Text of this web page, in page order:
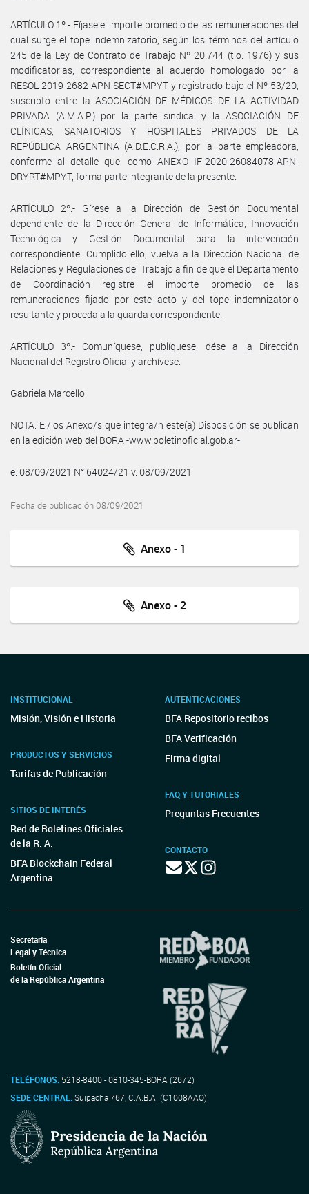
ARTÍCULO 1º.- Fíjase el importe promedio de las remuneraciones del
cual surge el tope indemnizatorio, según los términos del artículo
245 de la Ley de Contrato de Trabajo Nº 20.744 (t.o. 1976) y sus
modificatorias, correspondiente al acuerdo homologado por la
RESOL-2019-2682-APN-SECT#MPYT y registrado bajo el Nº 53/20,
suscripto entre la ASOCIACIÓN DE MÉDICOS DE LA ACTIVIDAD
PRIVADA (A.M.A.P.) por la parte sindical y la ASOCIACIÓN DE
CLÍNICAS, SANATORIOS Y HOSPITALES PRIVADOS DE LA
REPÚBLICA ARGENTINA (A.D.E.C.R.A.), por la parte empleadora,
conforme al detalle que, como ANEXO IF-2020-26084078-APN-
DRYRT#MPYT, forma parte integrante de la presente.
ARTÍCULO 2º.- Gírese a la Dirección de Gestión Documental
dependiente de la Dirección General de Informática, Innovación
Tecnológica y Gestión Documental para la intervención
correspondiente. Cumplido ello, vuelva a la Dirección Nacional de
Relaciones y Regulaciones del Trabajo a fin de que el Departamento
de Coordinación registre el importe promedio de las
remuneraciones fijado por este acto y del tope indemnizatorio
resultante y proceda a la guarda correspondiente.
ARTÍCULO 3º.- Comuníquese, publíquese, dése a la Dirección
Nacional del Registro Oficial y archívese.
Gabriela Marcello
NOTA: El/los Anexo/s que integra/n este(a) Disposición se publican
en la edición web del BORA -www.boletinoficial.gob.ar-
e. 08/09/2021 N° 64024/21 v. 08/09/2021
Fecha de publicación 08/09/2021
Anexo - 1
Anexo - 2
INSTITUCIONAL
Misión, Visión e Historia
PRODUCTOS Y SERVICIOS
Tarifas de Publicación
SITIOS DE INTERÉS
Red de Boletines Oficiales
de la R. A.
BFA Blockchain Federal
Argentina
AUTENTICACIONES
BFA Repositorio recibos
BFA Verificación
Firma digital
FAQ Y TUTORIALES
Preguntas Frecuentes
CONTACTO
Secretaría
Legal y Técnica
Boletín Oficial
de la República Argentina
TELÉFONOS: 5218-8400 - 0810-345-BORA (2672)
SEDE CENTRAL:Suipacha 767, C.A.B.A. (C1008AAO)